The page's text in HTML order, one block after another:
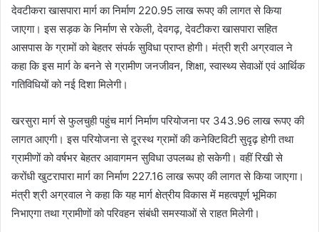
देवटीकरा खासपारा मार्ग का निर्माण 220.95 लाख रूपए की लागत से किया
जाएगा। इस सड़क के निर्माण से रकेली, देवगढ़, देवटीकरा खासपारा सहित
आसपास के ग्रामों को बेहतर संपर्क सुविधा प्राप्त होगी। मंत्री श्री अग्रवाल ने
कहा कि इस मार्ग के बनने से ग्रामीण जनजीवन, शिक्षा, स्वास्थ्य सेवाओं एवं आर्थिक
गतिविधियों को नई दिशा मिलेगी।
खरसुरा मार्ग से फुलचुही पहुंच मार्ग निर्माण परियोजना पर 343.96 लाख रूपए की
लागत आएगी। इस परियोजना से दूरस्थ ग्रामों की कनेक्टिविटी सुदृढ़ होगी तथा
ग्रामीणों को वर्षभर बेहतर आवागमन सुविधा उपलब्ध हो सकेगी। वहीं रिखी से
करोंधी खुटरापारा मार्ग का निर्माण 227.16 लाख रूपए की लागत से किया जाएगा।
मंत्री श्री अग्रवाल ने कहा कि यह मार्ग क्षेत्रीय विकास में महत्वपूर्ण भूमिका
निभाएगा तथा ग्रामीणों को परिवहन संबंधी समस्याओं से राहत मिलेगी।